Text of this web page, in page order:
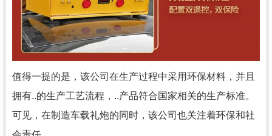
值得一提的是，该公司在生产过程中采用环保材料，并且
拥有..的生产工艺流程，..产品符合国家相关的生产标准。
可见，在制造车载礼炮的同时，该公司也关注着环保和社